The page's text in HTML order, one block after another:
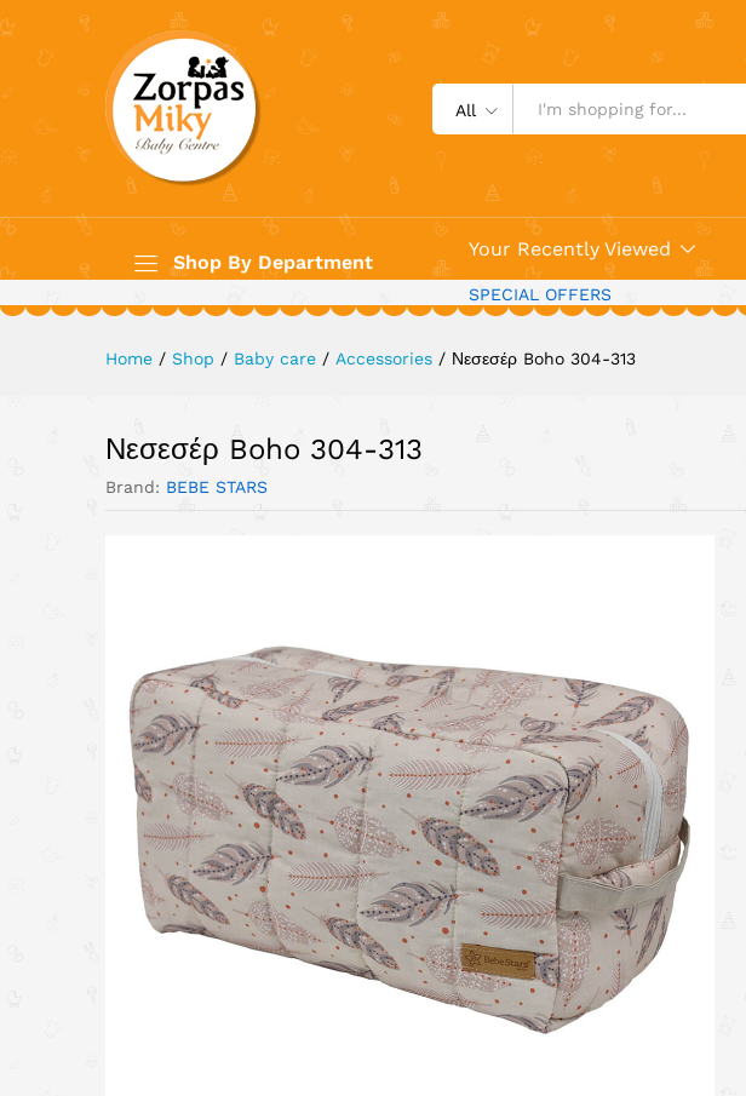
All
Shop By Department
Your Recently Viewed
SPECIAL OFFERS
Home / Shop / Baby care / Accessories / Νεσεσέρ Boho 304-313
Νεσεσέρ Boho 304-313
Brand: BEBE STARS
Νεσεσέρ Boho 304-313